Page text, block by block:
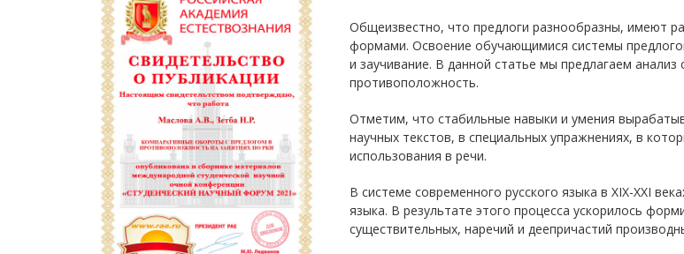
Общеизвестно, что предлоги разнообразны, имеют
формами. Освоение обучающимися системы
и заучивание. В данной статье мы предлагаем
противоположность.
Отметим, что стабильные навыки и умения
научных текстов, в специальных упражнениях, в
использования в речи.
В системе современного русского языка в XIX-XXI
языка. В результате этого процесса ускорилось
существительных, наречий и деепричастий